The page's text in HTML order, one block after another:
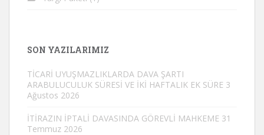
SON YAZILARIMIZ
TİCARİ UYUŞMAZLIKLARDA DAVA ŞARTI
ARABULUCULUK SÜRESİ VE İKİ HAFTALIK EK SÜRE 3
Ağustos 2026
İTİRAZIN İPTALİ DAVASINDA GÖREVLİ MAHKEME 31
Temmuz 2026